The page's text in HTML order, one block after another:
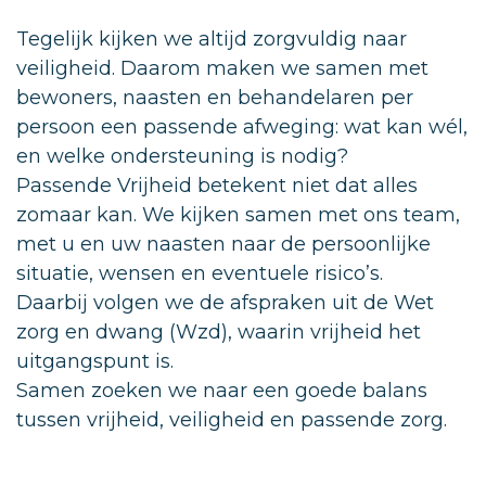
Tegelijk kijken we altijd zorgvuldig naar
veiligheid. Daarom maken we samen met
bewoners, naasten en behandelaren per
persoon een passende afweging: wat kan wél,
en welke ondersteuning is nodig?
Passende Vrijheid betekent niet dat alles
zomaar kan. We kijken samen met ons team,
met u en uw naasten naar de persoonlijke
situatie, wensen en eventuele risico’s.
Daarbij volgen we de afspraken uit de Wet
zorg en dwang (Wzd), waarin vrijheid het
uitgangspunt is.
Samen zoeken we naar een goede balans
tussen vrijheid, veiligheid en passende zorg.